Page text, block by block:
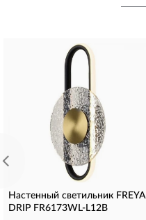
Настенный светильник FREYA
DRIP FR6173WL-L12B